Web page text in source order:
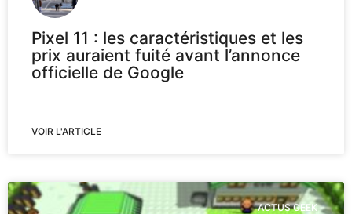
Pixel 11 : les caractéristiques et les
prix auraient fuité avant l’annonce
officielle de Google
VOIR L'ARTICLE
ACTUS GEEK